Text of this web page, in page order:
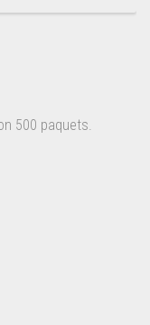
500 paquets.